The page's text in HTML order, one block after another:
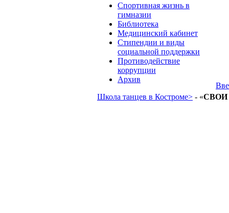
Спортивная жизнь в
гимназии
Библиотека
Медицинский кабинет
Стипендии и виды
социальной поддержки
Противодействие
коррупции
Архив
Школа танцев в Костроме> - «